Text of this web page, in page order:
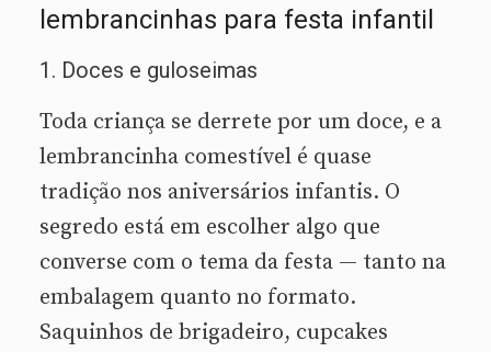
lembrancinhas para festa infantil
1. Doces e guloseimas
Toda criança se derrete por um doce, e a
lembrancinha comestível é quase
tradição nos aniversários infantis. O
segredo está em escolher algo que
converse com o tema da festa — tanto na
embalagem quanto no formato.
Saquinhos de brigadeiro, cupcakes